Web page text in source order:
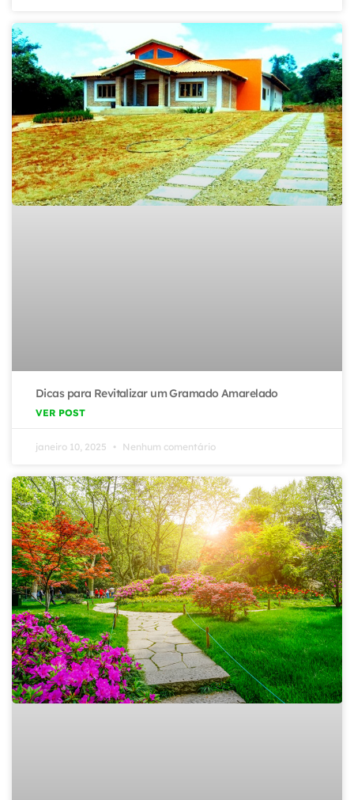
Dicas para Revitalizar um Gramado Amarelado
VER POST
janeiro 10, 2025 Nenhum comentário